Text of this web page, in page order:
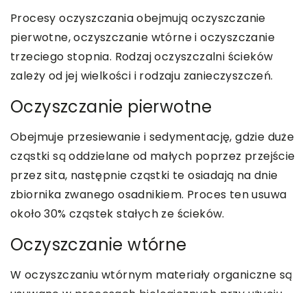
Procesy oczyszczania obejmują oczyszczanie
pierwotne, oczyszczanie wtórne i oczyszczanie
trzeciego stopnia. Rodzaj oczyszczalni ścieków
zależy od jej wielkości i rodzaju zanieczyszczeń.
Oczyszczanie pierwotne
Obejmuje przesiewanie i sedymentację, gdzie duże
cząstki są oddzielane od małych poprzez przejście
przez sita, następnie cząstki te osiadają na dnie
zbiornika zwanego osadnikiem. Proces ten usuwa
około 30% cząstek stałych ze ścieków.
Oczyszczanie wtórne
W oczyszczaniu wtórnym materiały organiczne są